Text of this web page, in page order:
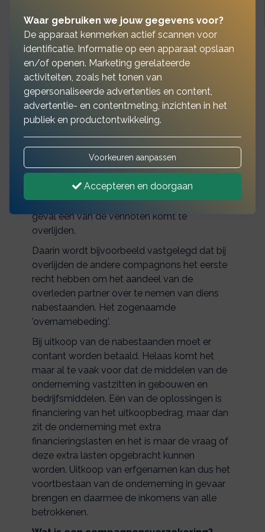
In een onderneming is
vaak sprake van meer dan
één eigenaar
Dat geldt bijvoorbeeld bij een maatschap met
meerdere partners, een VOF, een CV of een
BV. In de vennootschapsakte worden vaak
van tevoren afspraken gemaakt, voor het
geval een van de vennoten komt te
overlijden.
Daarin wordt bijvoorbeeld vastgelegd dat bij
overlijden de andere compagnons het eerste
recht hebben om het aandeel van de
overleden partner over te nemen van diens
nabestaanden. Het zogenaamde
'overnamebeding'.
Bij uitkoop van de nabestaanden moet er
contant worden betaald. Helaas komt het
maar al te vaak voor dat de middelen van de
onderneming vastzitten in gebouwen en
bedrijfsmiddelen. Eén van de oplossingen is
financiering van het uitkoopbedrag, maar dan
zit de onderneming met extra
financieringslasten en het is maar de vraag of
deze extra lasten opgebracht kunnen
worden. Uitkoop van erfgenamen kan dus het
voortbestaan van de onderneming in gevaar
brengen en daarmee de inkomens van alle
betrokkenen.
Waar gebruiken we jouw gegevens voor?
De apparaat kenmerken actief scannen voor
identificatie. Informatie op een apparaat opslaan
en/of openen. Marketing gerelateerde
activiteiten, zoals het tonen van
gepersonaliseerde advertenties en content,
advertentie- en contentmeting, inzichten in het
publiek en productontwikkeling.
Voorkeuren aanpassen
Accepteren en doorgaan